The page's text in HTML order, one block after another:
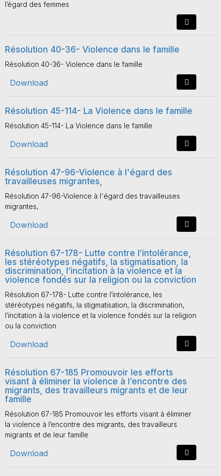
l’égard des femmes
Résolution 40-36- Violence dans le famille
Résolution 40-36- Violence dans le famille
Download
Résolution 45-114- La Violence dans le famille
Résolution 45-114- La Violence dans le famille
Download
Résolution 47-96-Violence à l'égard des
travailleuses migrantes,
Résolution 47-96-Violence à l'égard des travailleuses
migrantes,
Download
Résolution 67-178- Lutte contre l’intolérance,
les stéréotypes négatifs, la stigmatisation, la
discrimination, l’incitation à la violence et la
violence fondés sur la religion ou la conviction
Résolution 67-178- Lutte contre l’intolérance, les
stéréotypes négatifs, la stigmatisation, la discrimination,
l’incitation à la violence et la violence fondés sur la religion
ou la conviction
Download
Résolution 67-185 Promouvoir les efforts
visant à éliminer la violence à l’encontre des
migrants, des travailleurs migrants et de leur
famille
Résolution 67-185 Promouvoir les efforts visant à éliminer
la violence à l’encontre des migrants, des travailleurs
migrants et de leur famille
Download